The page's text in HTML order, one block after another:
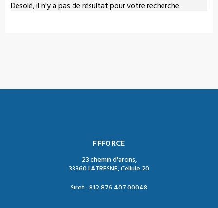
Désolé, il n'y a pas de résultat pour votre recherche.
FFFORCE
23 chemin d'arcins,
33360 LATRESNE, Cellule 20
Siret : 812 876 407 00048